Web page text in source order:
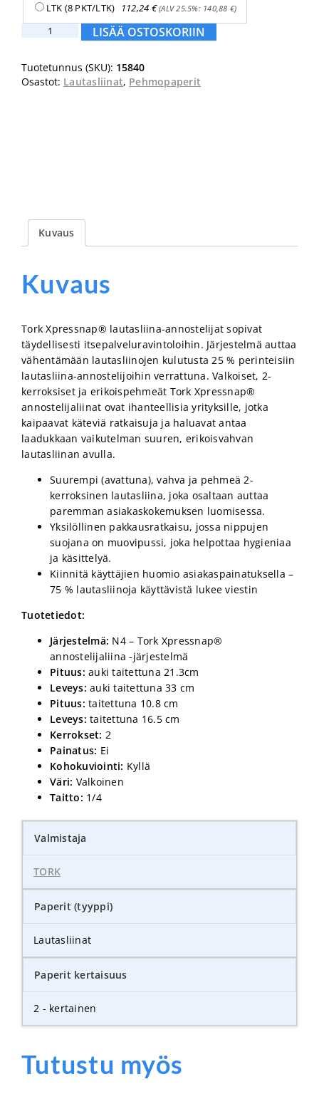
LTK (8 PKT/LTK) 112,24 €(ALV 25.5%: 140,88 €)
Extra
Soft
LISÄÄ OSTOSKORIIN
Tuotetunnus (SKU): 15840
Osastot: Lautasliinat, Pehmopaperit
Kuvaus
Kuvaus
Tork Xpressnap® lautasliina-annostelijat sopivat
täydellisesti itsepalveluravintoloihin. Järjestelmä auttaa
vähentämään lautasliinojen kulutusta 25 % perinteisiin
lautasliina-annostelijoihin verrattuna. Valkoiset, 2-
kerroksiset ja erikoispehmeät Tork Xpressnap®
annostelijaliinat ovat ihanteellisia yrityksille, jotka
kaipaavat käteviä ratkaisuja ja haluavat antaa
laadukkaan vaikutelman suuren, erikoisvahvan
lautasliinan avulla.
Suurempi (avattuna), vahva ja pehmeä 2-
kerroksinen lautasliina, joka osaltaan auttaa
paremman asiakaskokemuksen luomisessa.
Yksilöllinen pakkausratkaisu, jossa nippujen
suojana on muovipussi, joka helpottaa hygieniaa
ja käsittelyä.
Kiinnitä käyttäjien huomio asiakaspainatuksella –
75 % lautasliinoja käyttävistä lukee viestin
Tuotetiedot:
Järjestelmä: N4 – Tork Xpressnap®
annostelijaliina -järjestelmä
Pituus: auki taitettuna 21.3cm
Leveys: auki taitettuna 33 cm
Pituus: taitettuna 10.8 cm
Leveys: taitettuna 16.5 cm
Kerrokset: 2
Painatus: Ei
Kohokuviointi: Kyllä
Väri: Valkoinen
Taitto: 1/4
Valmistaja
TORK
Paperit (tyyppi)
Lautasliinat
Paperit kertaisuus
2 - kertainen
Tutustu myös